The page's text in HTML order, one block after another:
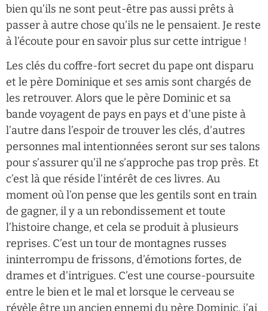
bien qu’ils ne sont peut-être pas aussi prêts à
passer à autre chose qu’ils ne le pensaient. Je reste
à l’écoute pour en savoir plus sur cette intrigue !
Les clés du coffre-fort secret du pape ont disparu
et le père Dominique et ses amis sont chargés de
les retrouver. Alors que le père Dominic et sa
bande voyagent de pays en pays et d’une piste à
l’autre dans l’espoir de trouver les clés, d’autres
personnes mal intentionnées seront sur ses talons
pour s’assurer qu’il ne s’approche pas trop près. Et
c’est là que réside l’intérêt de ces livres. Au
moment où l’on pense que les gentils sont en train
de gagner, il y a un rebondissement et toute
l’histoire change, et cela se produit à plusieurs
reprises. C’est un tour de montagnes russes
ininterrompu de frissons, d’émotions fortes, de
drames et d’intrigues. C’est une course-poursuite
entre le bien et le mal et lorsque le cerveau se
révèle être un ancien ennemi du père Dominic, j’ai